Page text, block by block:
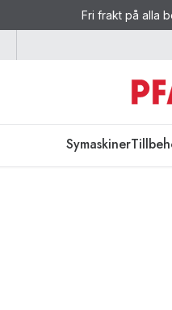
Fri frakt på alla
Symaskiner